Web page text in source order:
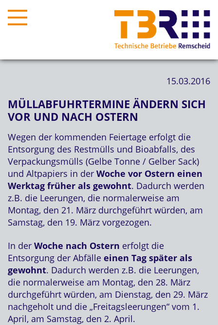
15.03.2016
MÜLLABFUHRTERMINE ÄNDERN SICH
VOR UND NACH OSTERN
Wegen der kommenden Feiertage erfolgt die
Entsorgung des Restmülls und Bioabfalls, des
Verpackungsmülls (Gelbe Tonne / Gelber Sack)
und Altpapiers in der Woche vor Ostern einen
Werktag früher als gewohnt. Dadurch werden
z.B. die Leerungen, die normalerweise am
Montag, den 21. März durchgeführt würden, am
Samstag, den 19. März vorgezogen.
In der Woche nach Ostern erfolgt die
Entsorgung der Abfälle einen Tag später als
gewohnt. Dadurch werden z.B. die Leerungen,
die normalerweise am Montag, den 28. März
durchgeführt würden, am Dienstag, den 29. März
nachgeholt und die „Freitagsleerungen“ vom 1.
April, am Samstag, den 2. April.